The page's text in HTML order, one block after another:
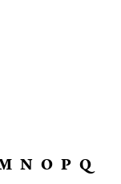
N O P Q